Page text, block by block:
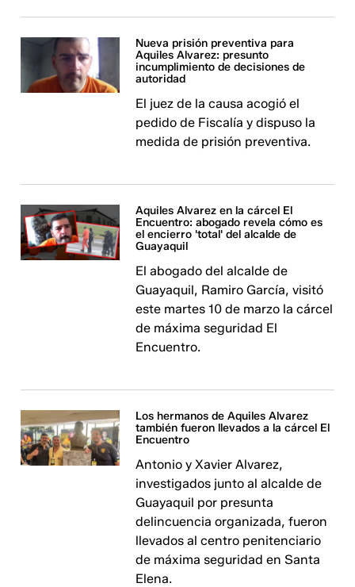
Nueva prisión preventiva para
Aquiles Alvarez: presunto
incumplimiento de decisiones de
autoridad
El juez de la causa acogió el
pedido de Fiscalía y dispuso la
medida de prisión preventiva.
Aquiles Alvarez en la cárcel El
Encuentro: abogado revela cómo es
el encierro 'total' del alcalde de
Guayaquil
El abogado del alcalde de
Guayaquil, Ramiro García, visitó
este martes 10 de marzo la cárcel
de máxima seguridad El
Encuentro.
Los hermanos de Aquiles Alvarez
también fueron llevados a la cárcel El
Encuentro
Antonio y Xavier Alvarez,
investigados junto al alcalde de
Guayaquil por presunta
delincuencia organizada, fueron
llevados al centro penitenciario
de máxima seguridad en Santa
Elena.